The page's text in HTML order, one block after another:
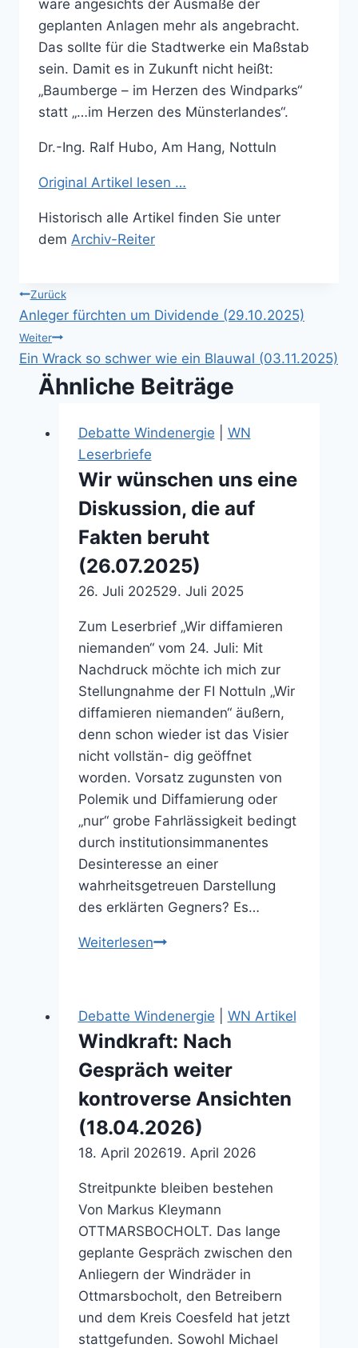
wäre angesichts der Ausmaße der
geplanten Anlagen mehr als angebracht.
Das sollte für die Stadtwerke ein Maßstab
sein. Damit es in Zukunft nicht heißt:
„Baumberge – im Herzen des Windparks“
statt „…im Herzen des Münsterlandes“.
Dr.-Ing. Ralf Hubo, Am Hang, Nottuln
Original Artikel lesen …
Historisch alle Artikel finden Sie unter
dem Archiv-Reiter
Beitragsnavigation
Zurück
Anleger fürchten um Dividende (29.10.2025)
Weiter
Ein Wrack so schwer wie ein Blauwal (03.11.2025)
Ähnliche Beiträge
Debatte Windenergie
WN
Leserbriefe
Wir wünschen uns eine
Diskussion, die auf
Fakten beruht
(26.07.2025)
26. Juli 202529. Juli 2025
Zum Leserbrief „Wir diffamieren
niemanden“ vom 24. Juli: Mit
Nachdruck möchte ich mich zur
Stellungnahme der FI Nottuln „Wir
diffamieren niemanden“ äußern,
denn schon wieder ist das Visier
nicht vollstän- dig geöffnet
worden. Vorsatz zugunsten von
Polemik und Diffamierung oder
„nur“ grobe Fahrlässigkeit bedingt
durch institutionsimmanentes
Desinteresse an einer
wahrheitsgetreuen Darstellung
des erklärten Gegners? Es…
WeiterlesenWir
Diskussion,
die
auf
Fakten
(26.07.2025)
Debatte Windenergie WN Artikel
Windkraft: Nach
Gespräch weiter
kontroverse Ansichten
(18.04.2026)
18. April 202619. April 2026
Streitpunkte bleiben bestehen
Von Markus Kleymann
OTTMARSBOCHOLT. Das lange
geplante Gespräch zwischen den
Anliegern der Windräder in
Ottmarsbocholt, den Betreibern
und dem Kreis Coesfeld hat jetzt
stattgefunden. Sowohl Michael